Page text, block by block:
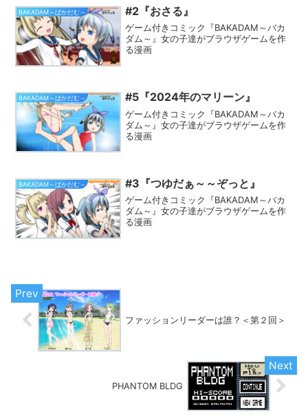
BAKADAM～ばかだむ～ #2『おさる』
ゲーム付きコミック『BAKADAM～バカ
ダム～』女の子達がブラウザゲームを作
る漫画
BAKADAM～ばかだむ～ #5『2024年のマリーン』
ゲーム付きコミック『BAKADAM～バカ
ダム～』女の子達がブラウザゲームを作
る漫画
BAKADAM～ばかだむ～ #3『つゆだぁ～～ぞっと』
ゲーム付きコミック『BAKADAM～バカ
ダム～』女の子達がブラウザゲームを作
る漫画
ファッションリーダーは誰？＜第２回＞
PHANTOM BLDG